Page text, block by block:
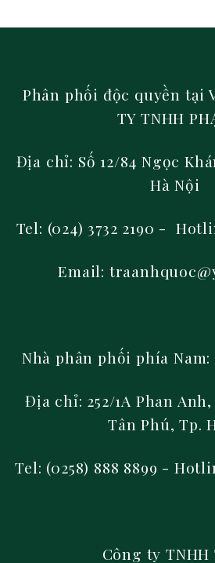
Phân phối độc quyền tại
TY TNHH
Địa chỉ: Số 12/84 Ngọc
Hà Nội
Tel: (024) 3732 2190 -
Email:
Nhà phân phối phía Nam:
Địa chỉ: 252/1A Phan
Tân Phú, Tp.
Tel: (0258) 888 8899 -
Công ty TNHH